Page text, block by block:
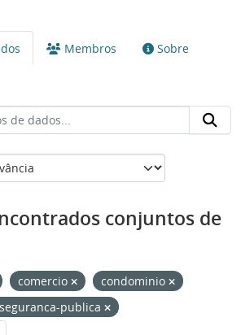
Membros Sobre
conjuntos de
comercio
condominio
seguranca-publica